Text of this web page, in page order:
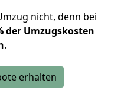
nicht, denn bei
der Umzugskosten
.
erhalten